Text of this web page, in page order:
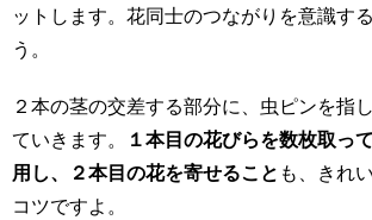
ットします。花同士のつながりを意識す
う。
２本の茎の交差する部分に、虫ピンを指
ていきます。
１本目の花びらを数枚取っ
用し、２本目の花を寄せること も、きれ
コツですよ。